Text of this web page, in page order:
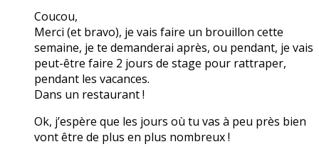
Coucou,
Merci (et bravo), je vais faire un brouillon cette
semaine, je te demanderai après, ou pendant, je vais
peut-être faire 2 jours de stage pour rattraper,
pendant les vacances.
Dans un restaurant !
Ok, j’espère que les jours où tu vas à peu près bien
vont être de plus en plus nombreux !